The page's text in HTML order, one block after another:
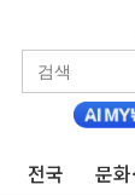
전국 문화
대에 강세